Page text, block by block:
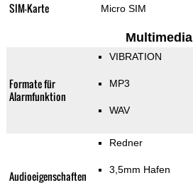
SIM-Karte Micro SIM
Multimedia
Formate für
Alarmfunktion
VIBRATION
MP3
WAV
Audioeigenschaften
Redner
3,5mm Hafen